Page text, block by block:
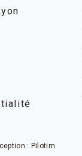
: Pilotim